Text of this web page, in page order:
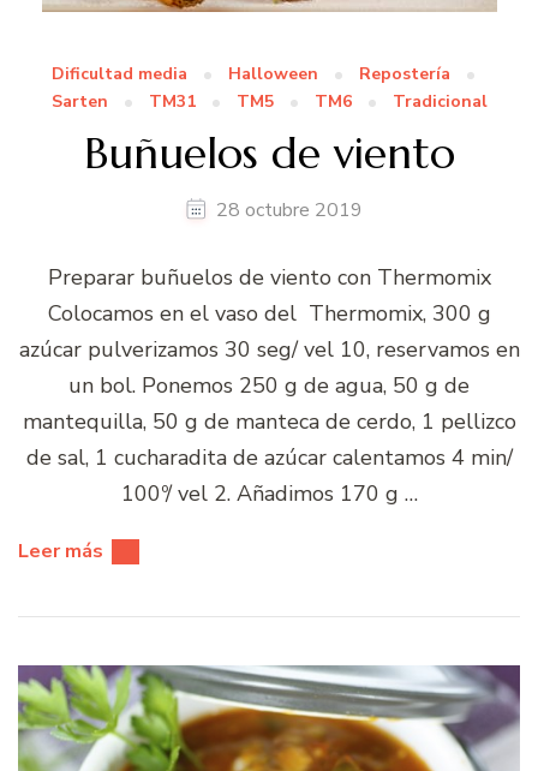
Dificultad media Halloween
Repostería
Sarten
TM31 TM5 TM6 Tradicional
Buñuelos de viento
28 octubre 2019
Preparar buñuelos de viento con Thermomix
Colocamos en el vaso del Thermomix, 300 g
azúcar pulverizamos 30 seg/ vel 10, reservamos en
un bol. Ponemos 250 g de agua, 50 g de
mantequilla, 50 g de manteca de cerdo, 1 pellizco
de sal, 1 cucharadita de azúcar calentamos 4 min/
100º/ vel 2. Añadimos 170 g …
Leer más